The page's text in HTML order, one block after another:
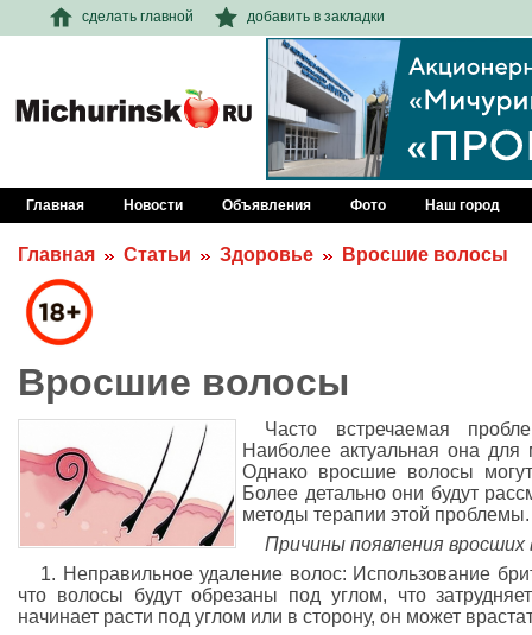
сделать главной добавить в закладки
Главная Новости Объявления Фото Наш город
Главная Статьи Здоровье Вросшие волосы
Вросшие волосы
Часто встречаемая
Наиболее актуальная она для
Однако вросшие волосы
Более детально они будут
методы терапии этой проблемы.
Причины появления вросших
1. Неправильное удаление волос: Использование
что волосы будут обрезаны под углом, что
начинает расти под углом или в сторону, он может